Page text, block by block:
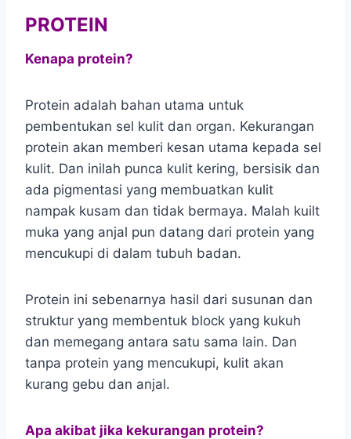
PROTEIN
Kenapa protein?
Protein adalah bahan utama untuk
pembentukan sel kulit dan organ. Kekurangan
protein akan memberi kesan utama kepada sel
kulit. Dan inilah punca kulit kering, bersisik dan
ada pigmentasi yang membuatkan kulit
nampak kusam dan tidak bermaya. Malah kuilt
muka yang anjal pun datang dari protein yang
mencukupi di dalam tubuh badan.
Protein ini sebenarnya hasil dari susunan dan
struktur yang membentuk block yang kukuh
dan memegang antara satu sama lain. Dan
tanpa protein yang mencukupi, kulit akan
kurang gebu dan anjal.
Apa akibat jika kekurangan protein?